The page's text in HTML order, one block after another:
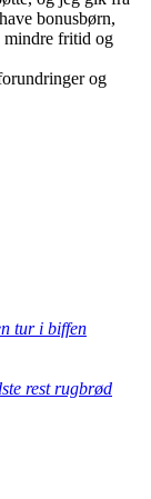
bonusbørn,
fritid og
og
tur i biffen
rest rugbrød